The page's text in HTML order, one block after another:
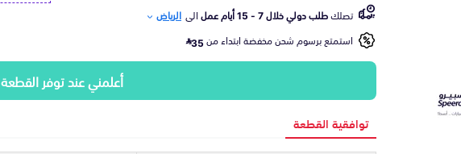
تصلكطلب دولي خلال 7 - 15 أيام عمل الى الرياض
استمتع برسوم شحن مخفضة ابتداء من35
أعلمني عند توفر القطعة
توافقية القطعة